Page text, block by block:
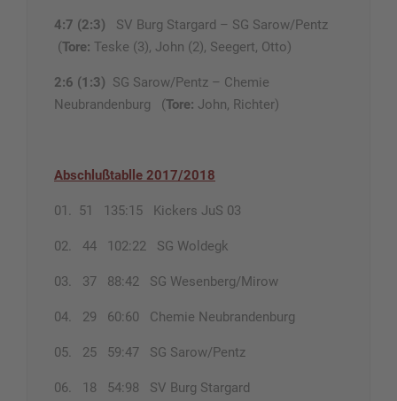
4:7 (2:3) SV Burg Stargard – SG Sarow/Pentz
(Tore: Teske (3), John (2), Seegert, Otto)
2:6 (1:3) SG Sarow/Pentz – Chemie
Neubrandenburg (Tore: John, Richter)
Abschlußtablle 2017/2018
01. 51 135:15 Kickers JuS 03
02. 44 102:22 SG Woldegk
03. 37 88:42 SG Wesenberg/Mirow
04. 29 60:60 Chemie Neubrandenburg
05. 25 59:47 SG Sarow/Pentz
06. 18 54:98 SV Burg Stargard